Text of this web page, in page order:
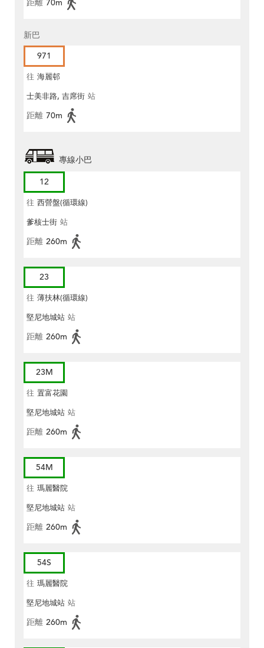
距離 70m
新巴
971
往 海麗邨
士美非路, 吉席街 站
距離 70m
專線小巴
12
往 西營盤(循環線)
爹核士街 站
距離 260m
23
往 薄扶林(循環線)
堅尼地城站 站
距離 260m
23M
往 置富花園
堅尼地城站 站
距離 260m
54M
往 瑪麗醫院
堅尼地城站 站
距離 260m
54S
往 瑪麗醫院
堅尼地城站 站
距離 260m